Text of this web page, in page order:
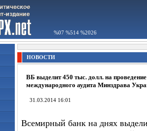
%07 %514 %2026
НОВОСТИ
ВБ выделит 450 тыс. долл. на проведение
международного аудита Минздрава
31.03.2014 16:01
Всемирный банк на днях